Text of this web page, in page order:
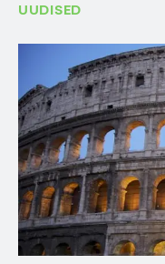
UUDISED